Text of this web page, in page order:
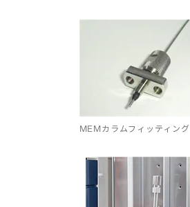
MEMカラムフィッティング